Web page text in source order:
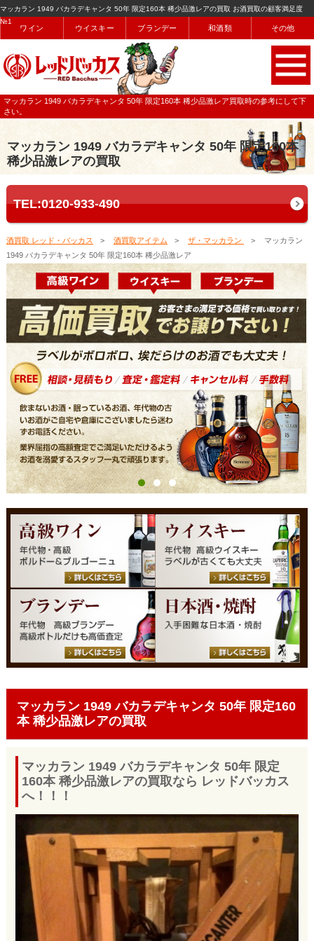
マッカラン 1949 バカラデキャンタ 50年 限定160本 稀少品激レアの買取 お酒買取の顧客満足度
№1
ワイン ウイスキー ブランデー 和酒類 その他
マッカラン 1949 バカラデキャンタ 50年 限定160本 稀少品激レア買取時の参考にして下
さい。
マッカラン 1949 バカラデキャンタ 50年 限定160本
稀少品激レアの買取
TEL:0120-933-490
酒買取 レッド・バッカス 酒買取アイテム ザ・マッカラン
マッカラン
1949 バカラデキャンタ 50年 限定160本 稀少品激レア
マッカラン 1949 バカラデキャンタ 50年 限定160
本 稀少品激レアの買取
マッカラン 1949 バカラデキャンタ 50年 限定
160本 稀少品激レアの買取なら レッドバッカス
へ！！！